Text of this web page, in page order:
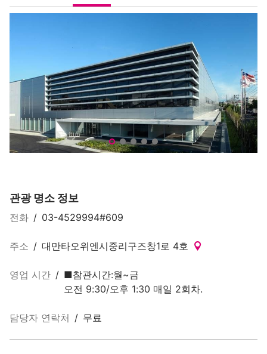
관광 명소 정보
전화 / 03-4529994#609
주소 / 대만타오위엔시중리구즈창1로 4호
영업 시간 / ■참관시간:월~금
오전 9:30/오후 1:30 매일 2회차.
담당자 연락처 / 무료